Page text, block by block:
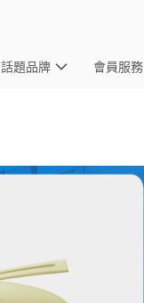
話題品牌 會員服務